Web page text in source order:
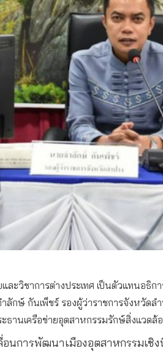
ะวิชาการต่างประเทศ เป็นตัวแทนอ
กษ์ กันเพ็ชร์ รองผู้ว่าราชการจังหวั
นเครือข่ายอุตสาหกรรมรักษ์สิ่งแวดล้
นการพัฒนาเมืองอุตสาหกรรมเ